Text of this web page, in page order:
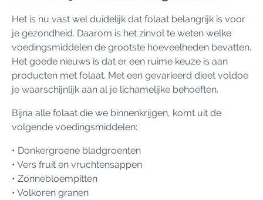
Het is nu vast wel duidelijk dat folaat belangrijk is voor
je gezondheid. Daarom is het zinvol te weten welke
voedingsmiddelen de grootste hoeveelheden bevatten.
Het goede nieuws is dat er een ruime keuze is aan
producten met folaat. Met een gevarieerd dieet voldoe
je waarschijnlijk aan al je lichamelijke behoeften.
Bijna alle folaat die we binnenkrijgen, komt uit de
volgende voedingsmiddelen:
• Donkergroene bladgroenten
• Vers fruit en vruchtensappen
• Zonnebloempitten
• Volkoren granen